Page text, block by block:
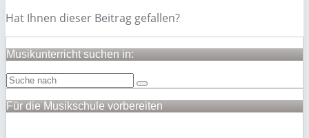
Hat Ihnen dieser Beitrag gefallen?
Musikunterricht suchen in:
Für die Musikschule vorbereiten